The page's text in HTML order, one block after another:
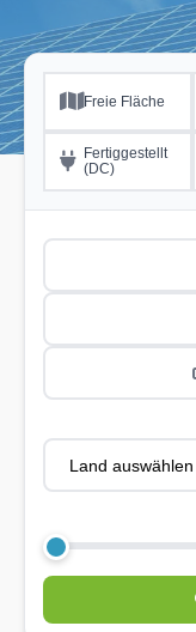
Freie Fläche
Fertiggestellt
(DC)